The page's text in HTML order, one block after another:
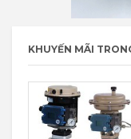
KHUYẾN MÃI